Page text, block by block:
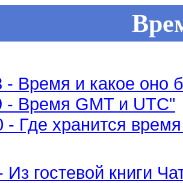
- Время и какое оно
- Время GMT и UTC"
- Где хранится
гостевой книги